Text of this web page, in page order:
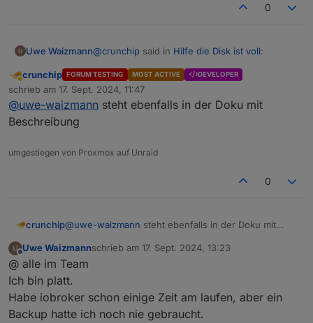
0
Uwe Waizmann@crunchip said in Hilfe die Disk ist voll:
@uwe-waizmann
ist voll :
Gibt es eigentlich eine Übersicht aller
Abwesend
crunchip FORUM TESTING MOST ACTIVE DEVELOPER
schrieb am 17. Sept. 2024, 11:47
zuletzt editiert von
@uwe-waizmann steht ebenfalls in der Doku mit
Beschreibung
umgestiegen von Proxmox auf Unraid
0
crunchip@uwe-waizmann steht ebenfalls in der Doku mit
Offline
Uwe Waizmannschrieb am 17. Sept. 2024, 13:23
zuletzt editiert von
@ alle im Team
Ich bin platt.
Habe iobroker schon einige Zeit am laufen, aber ein
Backup hatte ich noch nie gebraucht.